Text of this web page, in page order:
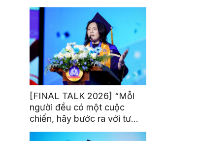
[FINAL TALK 2026] “Mỗi
người đều có một cuộc
chiến, hãy bước ra với tư
thế của người chiến thắng”